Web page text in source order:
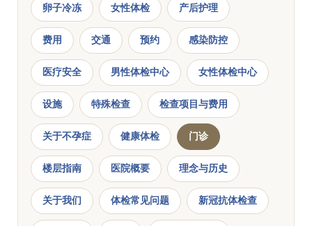
卵子冷冻 女性体检 产后护理
费用 交通 预约 感染防控
医疗安全 男性体检中心 女性体检中心
设施 特殊检查 检查项目与费用
关于不孕症 健康体检 门诊
楼层指南 医院概要 理念与历史
关于我们 体检常见问题 新冠抗体检查